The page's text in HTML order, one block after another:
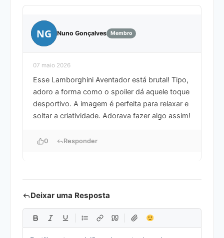
NG Nuno Gonçalves Membro
07 maio 2026
Esse Lamborghini Aventador está brutal! Tipo,
adoro a forma como o spoiler dá aquele toque
desportivo. A imagem é perfeita para relaxar e
soltar a criatividade. Adorava fazer algo assim!
0 Responder
Deixar uma Resposta